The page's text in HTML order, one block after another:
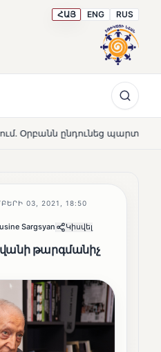
ՀԱՅ ENG RUS
պարտությունը HOT
03, 2021, 18:50
Sargsyan Կիսվել
թարգմանիչ